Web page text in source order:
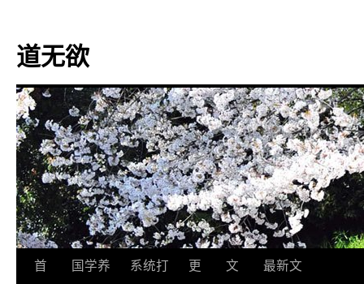
道无欲
跳首
国学养
系统打
更
文
最新文